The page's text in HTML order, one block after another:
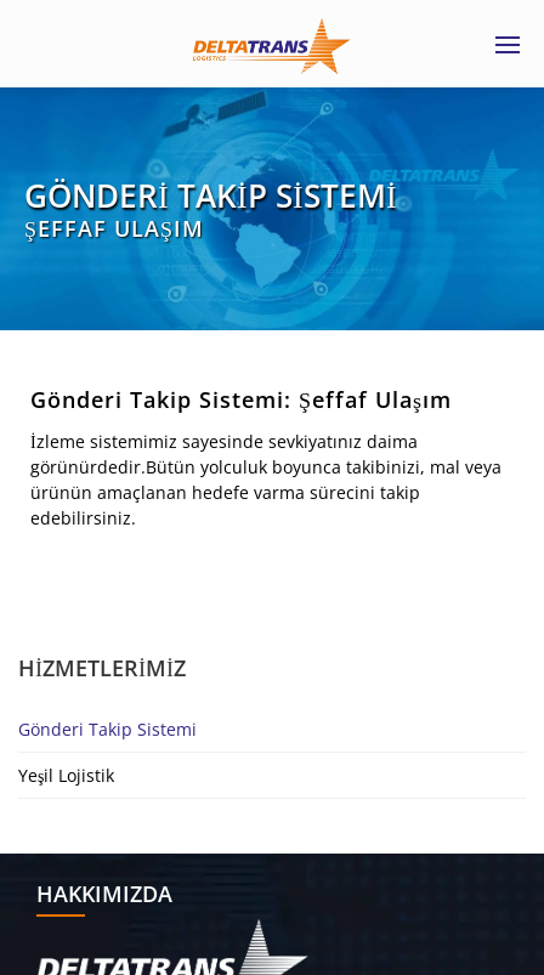
GÖNDERİ TAKİP SİSTEMİ
ŞEFFAF ULAŞIM
Gönderi Takip Sistemi: Şeffaf Ulaşım
İzleme sistemimiz sayesinde sevkiyatınız daima
görünürdedir.Bütün yolculuk boyunca takibinizi, mal veya
ürünün amaçlanan hedefe varma sürecini takip
edebilirsiniz.
HIZMETLERIMIZ
Gönderi Takip Sistemi
Yeşil Lojistik
HAKKIMIZDA